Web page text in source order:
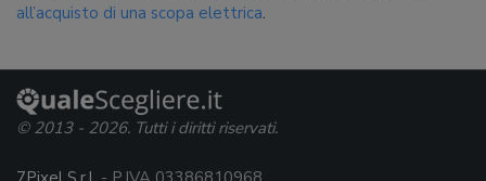
all’acquisto di una scopa elettrica.
© 2013 - 2026. Tutti i diritti riservati.